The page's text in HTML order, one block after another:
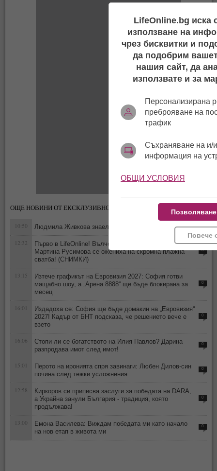
ОЩЕ НОВИНИ ОТ ЕКСКЛУЗИВНО
10:50 Людмила Живкова знаела кога и как ще умре
12:32
Първо в LifeOnline! Вълчо Арабаджиев Младши и
Мартина Русимова сe oжениха на скромна плажна
сватба! (СНИМКИ)
0
13:15
Изтече графикът на Евровизия 2027: София готви
мащабно шоу, а „Арена 8888“ ще бъде блокирана за
месец
0
16:01
Издадоха се: София ще бъде домакин на „Евровизия“
2027! Кадър от БНТ подсказа, че решението вече е
взето
0
16:06
Стопи ли се богатството на Илия Павлов? Дарина
разпродава имот след имот!
0
15:01
Перото на иронията спря завинаги: Любен Дилов-син
почина след тежки усложнения
0
12:58
Киркоров си приписва заслуги за победата на DARA,
а Украйна занули България - традиция, която
продължава!
0
13:00
Емона Василева: Виждам победата ми като начало
на нов етап в живота ми
0
LifeOnline.bg иска
използване на
чрез бисквитки и
да подобрим
нашия сайт, да
използвате и за
Персонализирана
преброяване на
трафик
Съхраняване на и/
информация на
ОБЩИ УСЛОВИЯ
Повече